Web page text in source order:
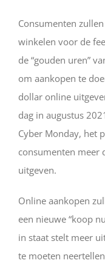
Consumenten
winkelen voor de
de “gouden uren”
om aankopen te
dollar online
dag in augustus
Cyber Monday, het
consumenten meer
uitgeven.
Online aankopen
een nieuwe “koop
in staat stelt meer
te moeten